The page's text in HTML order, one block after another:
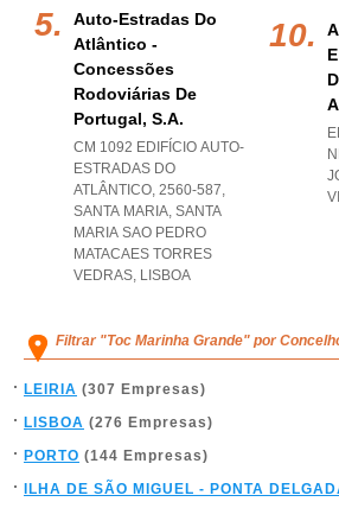
Auto-Estradas Do
Atlântico -
Concessões
Rodoviárias De
Portugal, S.a.
CM 1092 EDIFÍCIO AUTO-
ESTRADAS DO
ATLÂNTICO, 2560-587,
SANTA MARIA, SANTA
MARIA SAO PEDRO
MATACAES TORRES
VEDRAS, LISBOA
Filtrar "Toc Marinha Grande" por
LEIRIA (307 Empresas)
LISBOA (276 Empresas)
PORTO (144 Empresas)
ILHA DE SÃO MIGUEL - PONTA